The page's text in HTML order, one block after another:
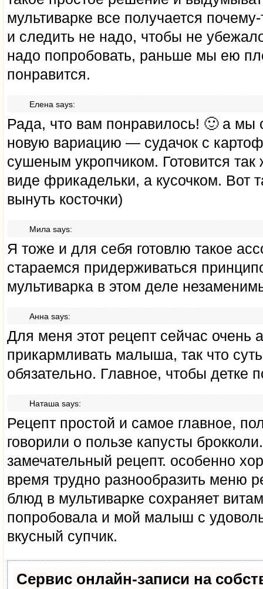
мультиварке все получается
и следить не надо, чтобы не
надо попробовать, раньше мы ею
понравится.
Елена says:
Рада, что вам понравилось! 🙂 а
новую вариацию — судачок с
сушеным укропчиком. Готовится
виде фрикадельки, а кусочком. Вот
вынуть косточки)
Мила says:
Я тоже и для себя готовлю такое
стараемся придерживаться
мультиварка в этом деле
Анна says:
Для меня этот рецепт сейчас очень
прикармливать малыша, так что
обязательно. Главное, чтобы детке
Наташа says:
Рецепт простой и самое главное,
говорили о пользе капусты
замечательный рецепт. особенно
время трудно разнообразить меню
блюд в мультиварке сохраняет
попробовала и мой малыш с
вкусный супчик.
Сервис онлайн-записи на